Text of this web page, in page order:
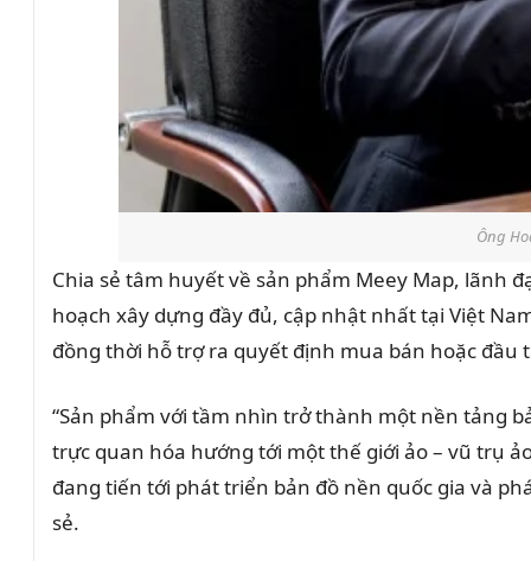
Ông
Chia sẻ tâm huyết về sản phẩm Meey Map, lãnh
hoạch xây dựng đầy đủ, cập nhật nhất tại Việt
đồng thời hỗ trợ ra quyết định mua bán hoặc đầu
“Sản phẩm với tầm nhìn trở thành một nền tảng
trực quan hóa hướng tới một thế giới ảo – vũ trụ
đang tiến tới phát triển bản đồ nền quốc gia và
sẻ.